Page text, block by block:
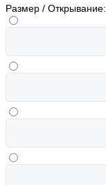
Размер / Открывание: